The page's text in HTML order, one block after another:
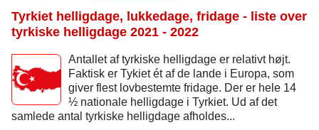
Tyrkiet helligdage, lukkedage, fridage - liste over
tyrkiske helligdage 2021 - 2022
Antallet af tyrkiske helligdage er relativt højt.
Faktisk er Tykiet ét af de lande i Europa, som
giver flest lovbestemte fridage. Der er hele 14
½ nationale helligdage i Tyrkiet. Ud af det
samlede antal tyrkiske helligdage afholdes...